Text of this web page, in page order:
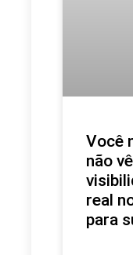
Você
não
real
para